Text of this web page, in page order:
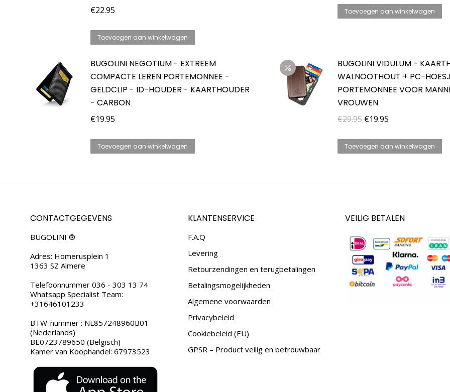
€22.95
Toevoegen aan winkelwagen
was:
is:
Toevoegen aan winkelwagen
BUGOLINI NEGOTIUM - EXTREEM
COMPACTE LEREN PORTEMONNEE -
GELDCLIP - ID-HOUDER - KAARTHOUDER
- CARBON
€19.95
Toevoegen aan winkelwagen
BUGOLINI VIDULUM -
WALNOOTHOUT + PC-
PORTEMONNEE VOOR
VROUWEN
€29.95 Oorspronkelijke
was:
€19.95
is:
Toevoegen aan winkelwagen
CONTACTGEGEVENS
BUGOLINI ®
Adres: Homerusplein 1
1363 SZ Almere
Telefoonnummer 036 - 303 13 74
Whatsapp Specialist Team:
+31646101233
BTW-nummer : NL857248960B01
(Nederlands)
BE0723789650 (Belgisch)
Kamer van Koophandel: 67973523
KLANTENSERVICE
F.A.Q
Levering
Retourzendingen en terugbetalingen
Betalingsmogelijkheden
Algemene voorwaarden
Privacybeleid
Cookiebeleid (EU)
GPSR – Product veilig en betrouwbaar
VEILIG BETALEN